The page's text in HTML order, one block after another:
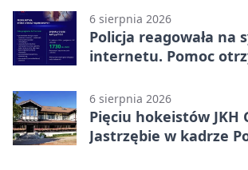
6 sierpnia 2026
Policja reagowała na
internetu. Pomoc
6 sierpnia 2026
Pięciu hokeistów JKH
Jastrzębie w kadrze